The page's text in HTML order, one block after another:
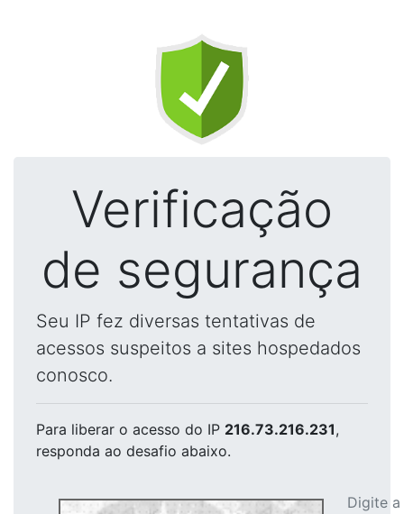
Verificação
de segurança
Seu IP fez diversas tentativas de
acessos suspeitos a sites hospedados
conosco.
Para liberar o acesso do IP 216.73.216.231,
responda ao desafio abaixo.
Digite